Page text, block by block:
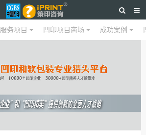
服务项目 凹印项目商场 成功案例